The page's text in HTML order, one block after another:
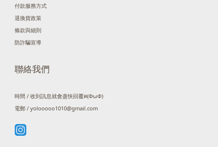
付款服務方式
退換貨政策
條款與細則
防詐騙宣導
聯絡我們
時間 / 收到訊息就會盡快回覆ฅ(ΦωΦ)
電郵 / yolooooo1010@gmail.com